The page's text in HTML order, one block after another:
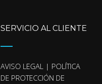
SERVICIO AL CLIENTE
AVISO LEGAL | POLÍTICA
DE PROTECCIÓN DE